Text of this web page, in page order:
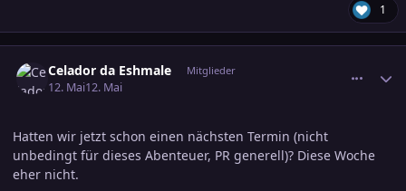
1
Celador da Eshmale Mitglieder
12. Mai12. Mai
Hatten wir jetzt schon einen nächsten Termin (nicht
unbedingt für dieses Abenteuer, PR generell)? Diese Woche
eher nicht.